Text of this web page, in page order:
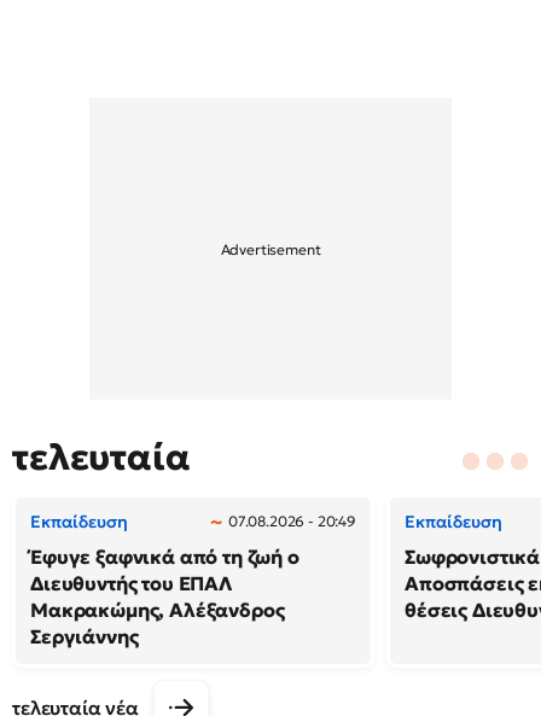
τελευταία
Εκπαίδευση 07.08.2026 - 20:49
Έφυγε ξαφνικά από τη ζωή ο
Διευθυντής του ΕΠΑΛ
Μακρακώμης, Αλέξανδρος
Σεργιάννης
Εκπαίδευση
Αποσπάσεις
θέσεις
τελευταία νέα